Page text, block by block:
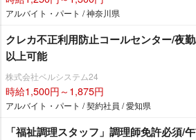
アルバイト・パート / 神奈川県
クレカ不正利用防止コールセンター/夜
以上可能
株式会社ベルシステム24
時給1,500円～1,875円
アルバイト・パート / 契約社員 / 愛知県
「福祉調理スタッフ」調理師免許必須/